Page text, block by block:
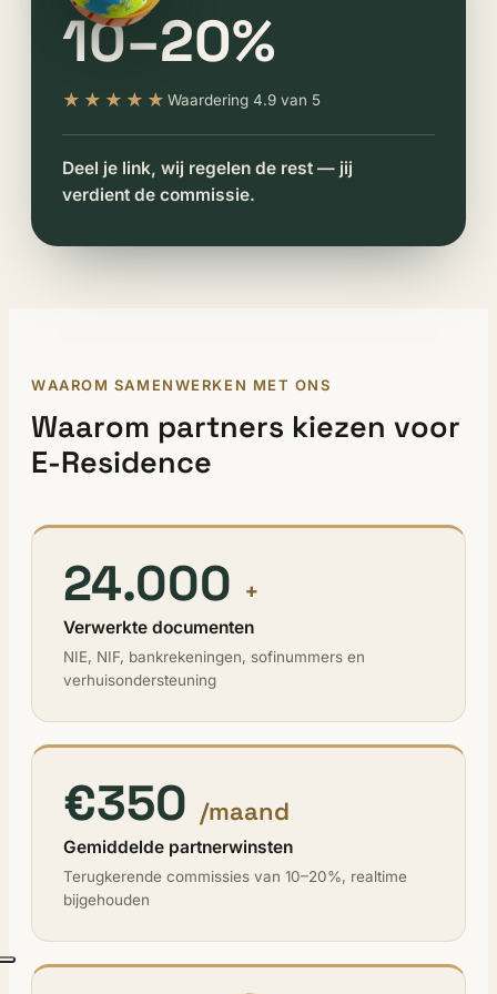
10–20%
★★★★★ Waardering 4.9 van 5
Deel je link, wij regelen de rest — jij
verdient de commissie.
WAAROM SAMENWERKEN MET ONS
Waarom partners kiezen voor
E-Residence
24.000 +
Verwerkte documenten
NIE, NIF, bankrekeningen, sofinummers en
verhuisondersteuning
€350 /maand
Gemiddelde partnerwinsten
Terugkerende commissies van 10–20%, realtime
bijgehouden